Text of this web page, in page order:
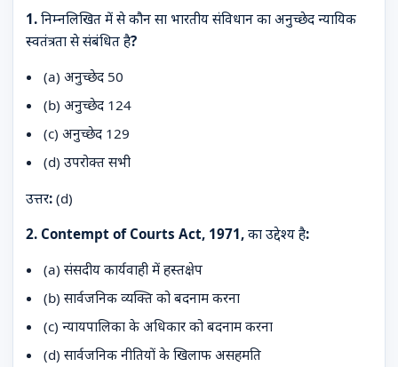
1. निम्नलिखित में से कौन सा भारतीय संविधान का अनुच्छेद न्यायिक
स्वतंत्रता से संबंधित है?
(a) अनुच्छेद 50
(b) अनुच्छेद 124
(c) अनुच्छेद 129
(d) उपरोक्त सभी
उत्तर: (d)
2. Contempt of Courts Act, 1971, का उद्देश्य है:
(a) संसदीय कार्यवाही में हस्तक्षेप
(b) सार्वजनिक व्यक्ति को बदनाम करना
(c) न्यायपालिका के अधिकार को बदनाम करना
(d) सार्वजनिक नीतियों के खिलाफ असहमति